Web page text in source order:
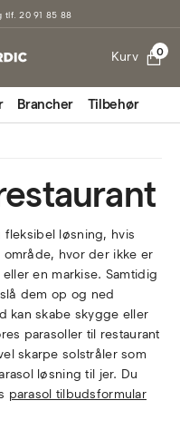
tlf. 20 91 85 88
Kurv 0
Brancher Tilbehør
fleksibel løsning, hvis
hvor der ikke er
en markise. Samtidig
dem op og ned
kan skabe skygge eller
parasoller til restaurant
skarpe solstråler som
løsning til jer. Du
parasol tilbudsformular